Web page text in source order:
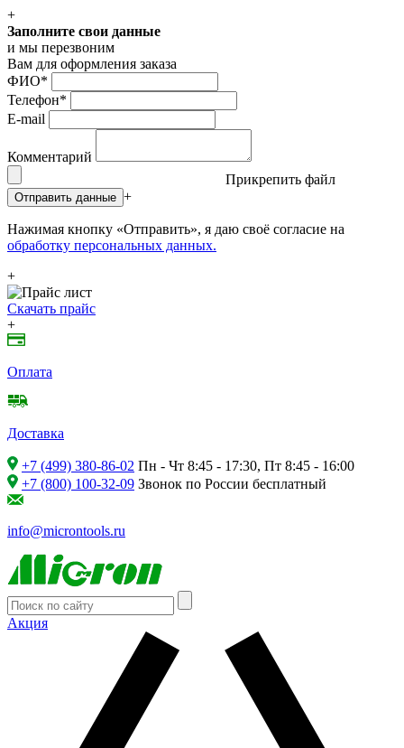
+
Заполните свои данные
и мы перезвоним
Вам для оформления заказа
ФИО*
Телефон*
E-mail
Комментарий
Прикрепить файл
Отправить данные +
Нажимая кнопку «Отправить», я даю своё согласие на
обработку персональных данных.
+
Скачать прайс
+
Оплата
Доставка
+7 (499) 380-86-02 Пн - Чт 8:45 - 17:30, Пт 8:45 - 16:00
+7 (800) 100-32-09 Звонок по России бесплатный
info@microntools.ru
Акция